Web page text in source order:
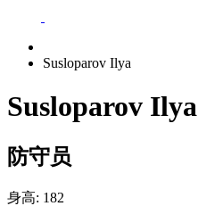
Susloparov Ilya
Susloparov Ilya
防守员
身高: 182